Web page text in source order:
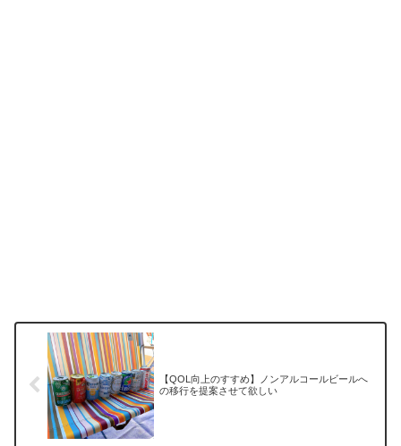
【QOL向上のすすめ】ノンアルコールビールへ
の移行を提案させて欲しい